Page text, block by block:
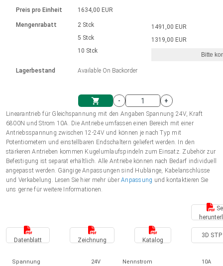
Einheitssystem
Einkaufswagen
Hubmagnete
230 - 50 Hz | 110 - 60 Hz
Drehzahlregelung für die AIS-Serie
Bürstenlose Gleichstrommotoren
mit Planetengetriebe und internem
Ø 28-42| 1-1400 rpm | <= 290Ncm
Bürstenlose DC Motor Controller
Gleichstrommotoren mit
Schneckengetriebe und Bürsten
Ø43-124mm | 31-425rpm | ≤ 41Nm
Treiber für Gleichstrommotoren mit
Synchron-Asynchron | für 1-4 Elektrozylinder
Synchron-Asynchron | für 1-4 Elektrozylinder
Français (EUR)
Polski (EUR)
Norsk (NOK)
Suomi (EUR)
Preis pro Einheit
Mengenrabatt
Lagerbestand
1634,00 EUR
2 Stck
5 Stck
10 Stck
Available On Backorder
1491,00 EUR
1319,00 EUR
Bitte
-
+
Linearantrieb für Gleichspannung mit den Angaben Spannung 24V, Kraft
6800N und Strom 10A. Die Antriebe umfassen einen Bereich mit einer
Antriebsspannung zwischen 12-24V und können je nach Typ mit
Potentiometern und einstellbaren Endschaltern geliefert werden. In den
stärkeren Antrieben kommen Kugelumlaufspindeln zum Einsatz. Zubehör zur
Befestigung ist separat erhältlich. Alle Antriebe können nach Bedarf individuell
angepasst werden. Gängige Anpassungen sind Hublänge, Kabelanschlüsse
und Verkabelung. Lesen Sie hier mehr überAnpassung und kontaktieren Sie
uns gerne für weitere Informationen.
Datenblatt Zeichnung Katalog
3D STP
Spannung 24V Nennstrom 10A